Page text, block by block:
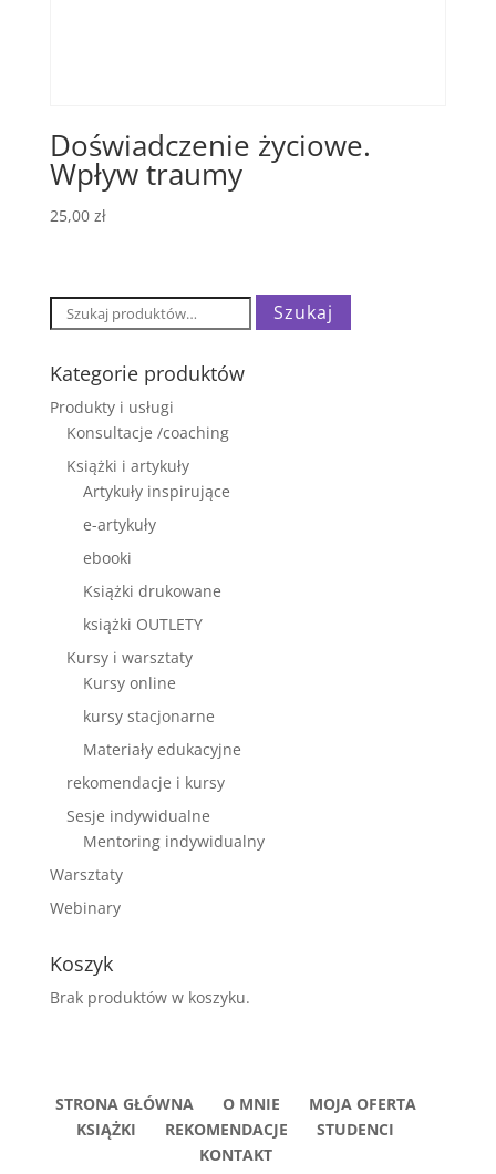
Doświadczenie życiowe.
Wpływ traumy
25,00 zł
Szukaj: Szukaj
Kategorie produktów
Produkty i usługi
Konsultacje /coaching
Książki i artykuły
Artykuły inspirujące
e-artykuły
ebooki
Książki drukowane
książki OUTLETY
Kursy i warsztaty
Kursy online
kursy stacjonarne
Materiały edukacyjne
rekomendacje i kursy
Sesje indywidualne
Mentoring indywidualny
Warsztaty
Webinary
Koszyk
Brak produktów w koszyku.
STRONA GŁÓWNA O MNIE
MOJA OFERTA
KSIĄŻKI
REKOMENDACJE
STUDENCI
KONTAKT